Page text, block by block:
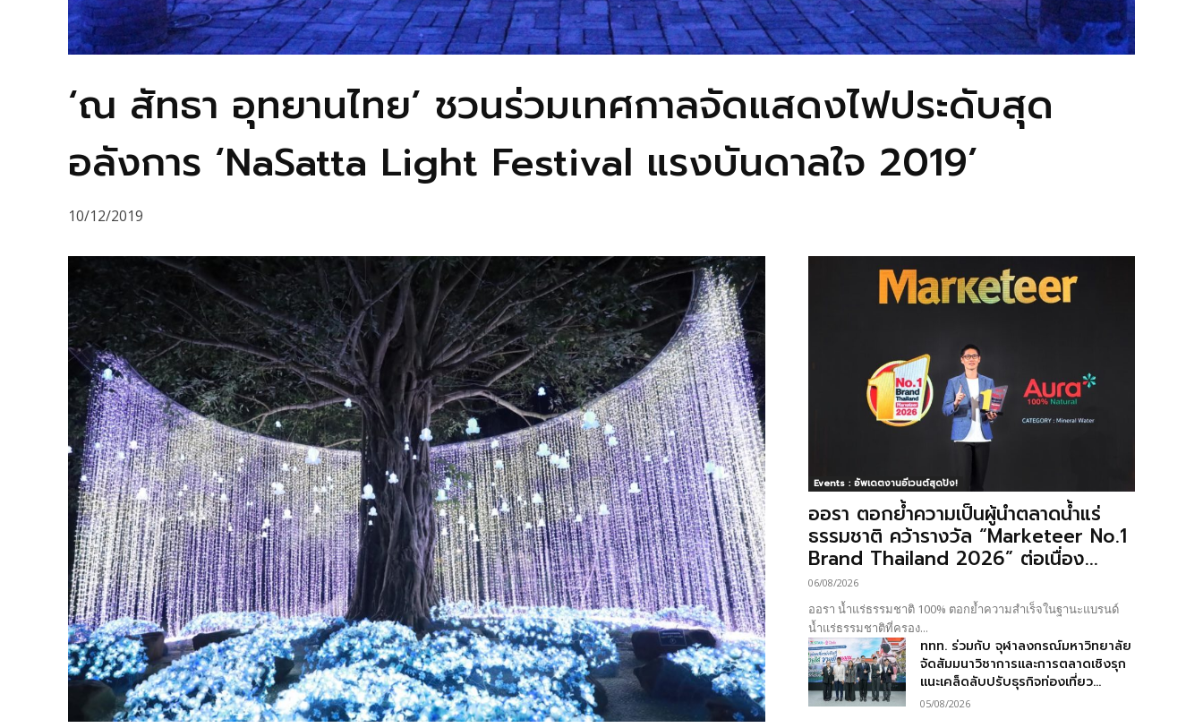
‘ณ สัทธา อุทยานไทย’ ชวนร่วมเทศกาลจัดแสดงไฟประดับสุด
อลังการ ‘NaSatta Light Festival แรงบันดาลใจ 2019’
10/12/2019
Events : อัพเดตงานอีเวนต์สุดปัง!
ออรา ตอกย้ำความเป็นผู้นำตลาดน้ำแร่
ธรรมชาติ คว้ารางวัล “Marketeer No.1
Brand Thailand 2026” ต่อเนื่อง...
06/08/2026
ออรา น้ำแร่ธรรมชาติ 100% ตอกย้ำความสำเร็จในฐานะแบรนด์
น้ำแร่ธรรมชาติที่ครอง...
ททท. ร่วมกับ จุฬาลงกรณ์มหาวิทยาลัย
จัดสัมมนาวิชาการและการตลาดเชิงรุก
แนะเคล็ดลับปรับธุรกิจท่องเที่ยว...
05/08/2026